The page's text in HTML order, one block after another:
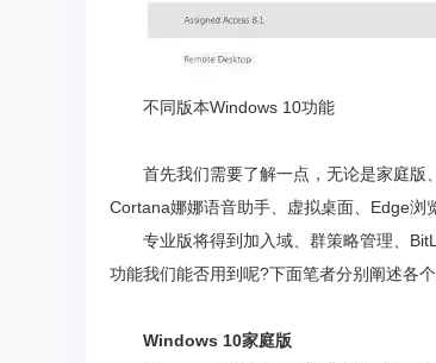
不同版本Windows 10功能
首先我们需要了解一点，无论是家庭版
Cortana娜娜语音助手、虚拟桌面、Edge浏
专业版将得到加入域、群策略管理、
功能我们能否用到呢?下面笔者分别阐述各
Windows 10家庭版